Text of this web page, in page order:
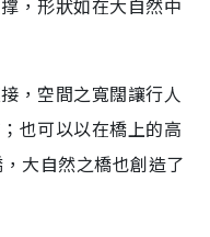
，形狀如在大自然中
，空間之寬闊讓行人
也可以以在橋上的高
大自然之橋也創造了